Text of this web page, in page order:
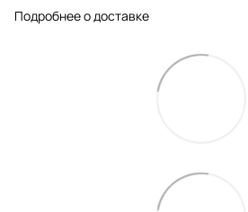
Подробнее о доставке